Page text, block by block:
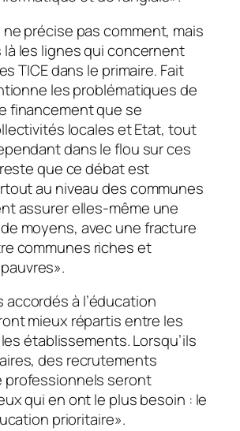
précise pas comment, mais
les lignes qui concernent
TICE dans le primaire. Fait
les problématiques de
financement que se
locales et Etat, tout
dans le flou sur ces
que ce débat est
au niveau des communes
assurer elles-même une
moyens, avec une fracture
communes riches et
pauvres».
accordés à l’éducation
mieux répartis entre les
établissements. Lorsqu’ils
des recrutements
professionnels seront
qui en ont le plus besoin : le
prioritaire».